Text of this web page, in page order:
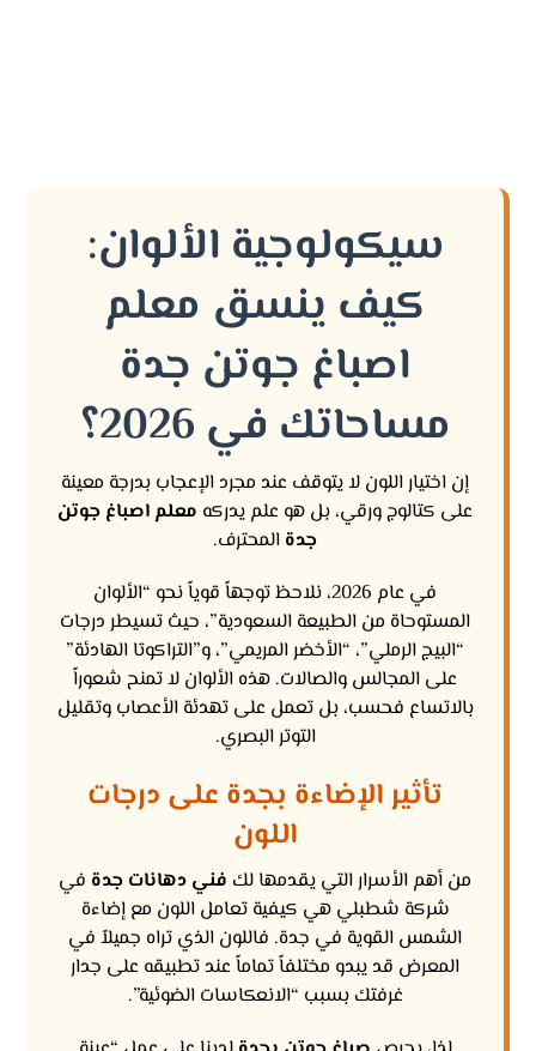
سيكولوجية الألوان:
كيف ينسق معلم
اصباغ جوتن جدة
مساحاتك في 2026؟
إن اختيار اللون لا يتوقف عند مجرد الإعجاب بدرجة معينة
على كتالوج ورقي، بل هو علم يدركه معلم اصباغ جوتن
جدة المحترف.
في عام 2026، نلاحظ توجهاً قوياً نحو “الألوان
المستوحاة من الطبيعة السعودية”، حيث تسيطر درجات
“البيج الرملي”، “الأخضر المريمي”، و”التراكوتا الهادئة”
على المجالس والصالات. هذه الألوان لا تمنح شعوراً
بالاتساع فحسب، بل تعمل على تهدئة الأعصاب وتقليل
التوتر البصري.
تأثير الإضاءة بجدة على درجات
اللون
من أهم الأسرار التي يقدمها لك فني دهانات جدة في
شركة شطبلي هي كيفية تعامل اللون مع إضاءة
الشمس القوية في جدة. فاللون الذي تراه جميلاً في
المعرض قد يبدو مختلفاً تماماً عند تطبيقه على جدار
غرفتك بسبب “الانعكاسات الضوئية”.